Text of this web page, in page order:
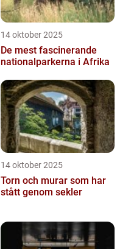
14 oktober 2025
De mest fascinerande
nationalparkerna i Afrika
14 oktober 2025
Torn och murar som har
stått genom sekler